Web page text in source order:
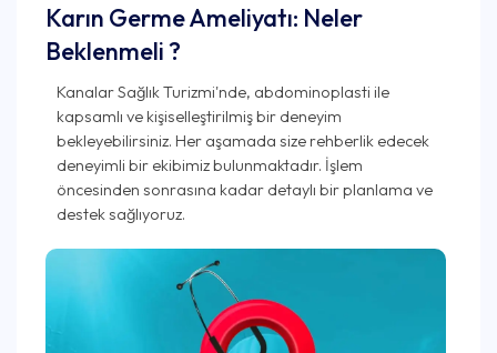
Karın Germe Ameliyatı: Neler
Beklenmeli ?
Kanalar Sağlık Turizmi'nde, abdominoplasti ile
kapsamlı ve kişiselleştirilmiş bir deneyim
bekleyebilirsiniz. Her aşamada size rehberlik edecek
deneyimli bir ekibimiz bulunmaktadır. İşlem
öncesinden sonrasına kadar detaylı bir planlama ve
destek sağlıyoruz.